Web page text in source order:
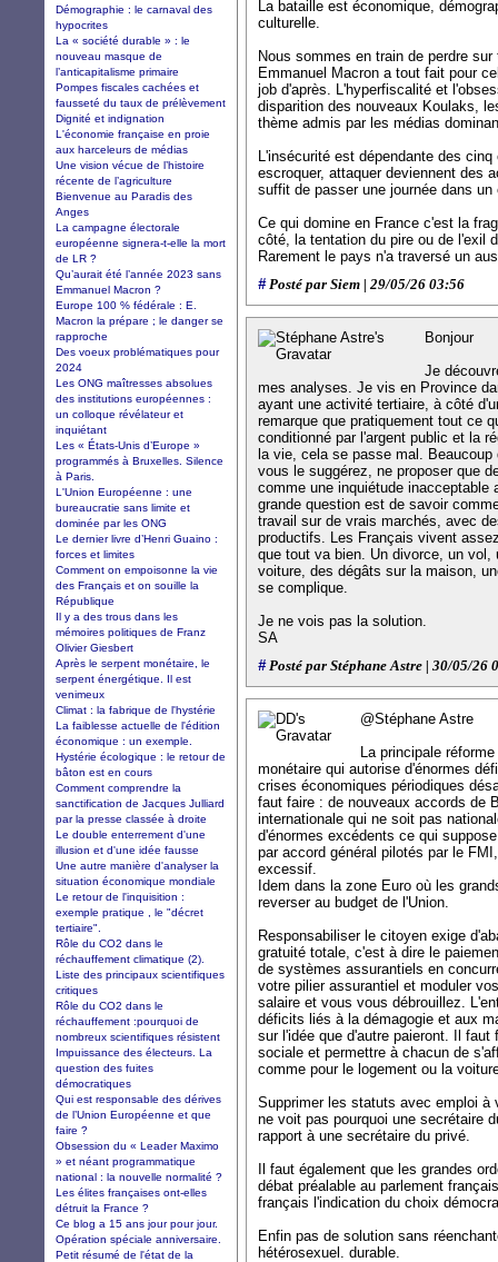
La bataille est économique,
culturelle.
Nous sommes en train de perdre
Emmanuel Macron a tout fait pour
job d'après. L'hyperfiscalité et
disparition des nouveaux Koulaks,
thème admis par les médias
L'insécurité est dépendante des
escroquer, attaquer deviennent des
suffit de passer une journée dans
Ce qui domine en France c'est la
côté, la tentation du pire ou de l'exil
Rarement le pays n'a traversé un
#Posté par Siem | 29/05/26 03:56
Bonjour
Je
mes analyses. Je vis en Province
ayant une activité tertiaire, à côté
remarque que pratiquement tout ce
conditionné par l'argent public et la
la vie, cela se passe mal.
vous le suggérez, ne proposer que
comme une inquiétude inacceptable
grande question est de savoir
travail sur de vrais marchés, avec
productifs. Les Français vivent
que tout va bien. Un divorce, un
voiture, des dégâts sur la maison,
se complique.
Je ne vois pas la solution.
SA
#Posté par Stéphane Astre | 30/05/26
@Stéphane Astre
La principale
monétaire qui autorise d'énormes
crises économiques périodiques
faut faire : de nouveaux accords de
internationale qui ne soit pas
d'énormes excédents ce qui
par accord général pilotés par le
excessif.
Idem dans la zone Euro où les
reverser au budget de l'Union.
Responsabiliser le citoyen exige
gratuité totale, c'est à dire le
de systèmes assurantiels en
votre pilier assurantiel et moduler
salaire et vous vous débrouillez.
déficits liés à la démagogie et aux
sur l'idée que d'autre paieront. Il
sociale et permettre à chacun de
comme pour le logement ou la
Supprimer les statuts avec emploi
ne voit pas pourquoi une secrétaire
rapport à une secrétaire du privé.
Il faut également que les grandes
débat préalable au parlement
français l'indication du choix
Enfin pas de solution sans
hétérosexuel. durable.
Démographie : le carnaval des
hypocrites
La « société durable » : le
nouveau masque de
l’anticapitalisme primaire
Pompes fiscales cachées et
fausseté du taux de prélèvement
Dignité et indignation
L'économie française en proie
aux harceleurs de médias
Une vision vécue de l’histoire
récente de l’agriculture
Bienvenue au Paradis des
Anges
La campagne électorale
européenne signera-t-elle la mort
de LR ?
Qu’aurait été l’année 2023 sans
Emmanuel Macron ?
Europe 100 % fédérale : E.
Macron la prépare ; le danger se
rapproche
Des voeux problématiques pour
2024
Les ONG maîtresses absolues
des institutions européennes :
un colloque révélateur et
inquiétant
Les « États-Unis d’Europe »
programmés à Bruxelles. Silence
à Paris.
L'Union Européenne : une
bureaucratie sans limite et
dominée par les ONG
Le dernier livre d’Henri Guaino :
forces et limites
Comment on empoisonne la vie
des Français et on souille la
République
Il y a des trous dans les
mémoires politiques de Franz
Olivier Giesbert
Après le serpent monétaire, le
serpent énergétique. Il est
venimeux
Climat : la fabrique de l'hystérie
La faiblesse actuelle de l'édition
économique : un exemple.
Hystérie écologique : le retour de
bâton est en cours
Comment comprendre la
sanctification de Jacques Julliard
par la presse classée à droite
Le double enterrement d'une
illusion et d'une idée fausse
Une autre manière d'analyser la
situation économique mondiale
Le retour de l'inquisition :
exemple pratique , le "décret
tertiaire".
Rôle du CO2 dans le
réchauffement climatique (2).
Liste des principaux scientifiques
critiques
Rôle du CO2 dans le
réchauffement :pourquoi de
nombreux scientifiques résistent
Impuissance des électeurs. La
question des fuites
démocratiques
Qui est responsable des dérives
de l’Union Européenne et que
faire ?
Obsession du « Leader Maximo
» et néant programmatique
national : la nouvelle normalité ?
Les élites françaises ont-elles
détruit la France ?
Ce blog a 15 ans jour pour jour.
Opération spéciale anniversaire.
Petit résumé de l'état de la